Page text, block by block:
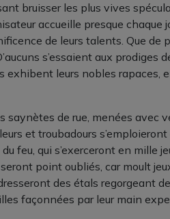
bruisser les plus vives
accueille presque
de leurs talents. Que de
s’essaient aux
exhibent leurs nobles rapaces,
saynètes de rue, menées
et troubadours
feu, qui s’exerceront en mille
point oubliés, car moult
des étals regorgeant
façonnées par leur main